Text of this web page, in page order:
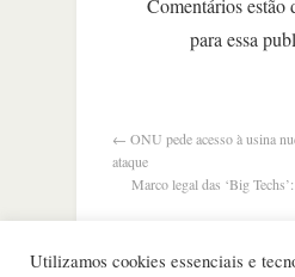
para essa
← ONU pede acesso à usina
ataque
Marco legal das ‘Big
Utilizamos cookies essenciais e